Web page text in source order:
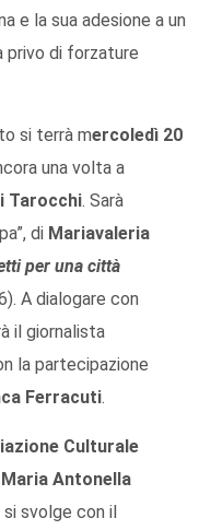
e la sua adesione a un
privo di forzature
si terrà mercoledì 20
una volta a
Tarocchi. Sarà
di Mariavaleria
per una città
A dialogare con
il giornalista
la partecipazione
Ferracuti.
Culturale
Maria Antonella
si svolge con il